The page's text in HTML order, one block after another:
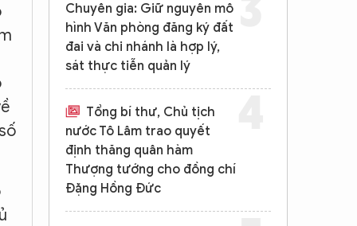
Chuyên gia: Giữ nguyên mô
hình Văn phòng đăng ký đất
đai và chi nhánh là hợp lý,
sát thực tiễn quản lý
Tổng bí thư, Chủ tịch
nước Tô Lâm trao quyết
định thăng quân hàm
Thượng tướng cho đồng chí
Đặng Hồng Đức